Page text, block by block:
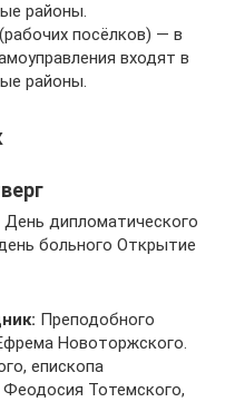
районы.
посёлков) — в
входят в
районы.
День дипломатического
больного Открытие
Преподобного
Новоторжского.
епископа
Тотемского,